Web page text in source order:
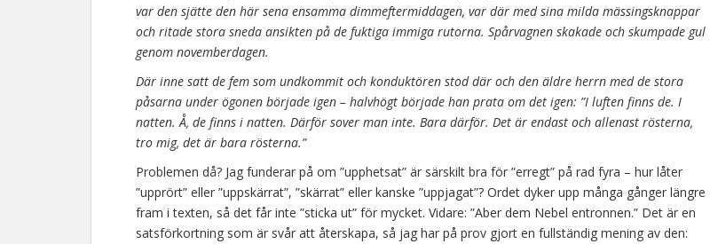
var den sjätte den här sena ensamma dimmeftermiddagen, var där med sina milda mässingsknappar
och ritade stora sneda ansikten på de fuktiga immiga rutorna. Spårvagnen skakade och skumpade gul
genom novemberdagen.
Där inne satt de fem som undkommit och konduktören stod där och den äldre herrn med de stora
påsarna under ögonen började igen – halvhögt började han prata om det igen: ”I luften finns de. I
natten. Å, de finns i natten. Därför sover man inte. Bara därför. Det är endast och allenast rösterna,
tro mig, det är bara rösterna.”
Problemen då? Jag funderar på om ”upphetsat” är särskilt bra för ”erregt” på rad fyra – hur låter
”upprört” eller ”uppskärrat”, ”skärrat” eller kanske ”uppjagat”? Ordet dyker upp många gånger längre
fram i texten, så det får inte ”sticka ut” för mycket. Vidare: ”Aber dem Nebel entronnen.” Det är en
satsförkortning som är svår att återskapa, så jag har på prov gjort en fullständig mening av den: